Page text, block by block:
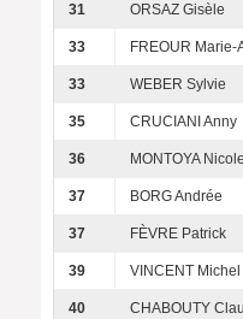
31 ORSAZ Gisèle
33 FREOUR Marie-
33 WEBER Sylvie
35 CRUCIANI Anny
36 MONTOYA
37 BORG Andrée
37 FÈVRE Patrick
39 VINCENT Michel
40 CHABOUTY